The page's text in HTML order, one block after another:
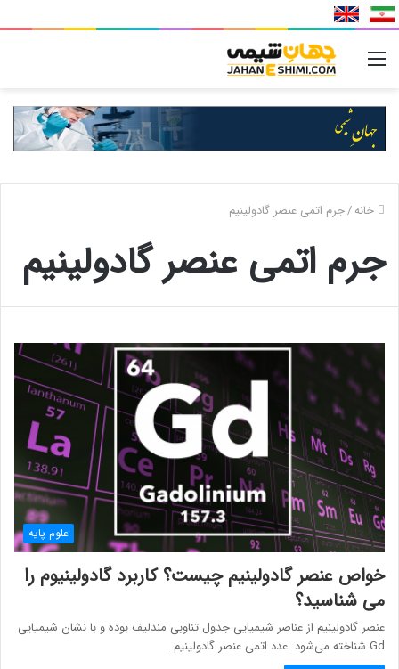
خانه/جرم اتمی عنصر گادولینیم
جرم اتمی عنصر گادولینیم
علوم پایه
خواص عنصر گادولینیم چیست؟ کاربرد گادولینیوم را
می شناسید؟
عنصر گادولینیم از عناصر شیمیایی جدول تناوبی مندلیف بوده و با نشان شیمیایی
Gd شناخته می‌شود. عدد اتمی عنصر گادولینیم…